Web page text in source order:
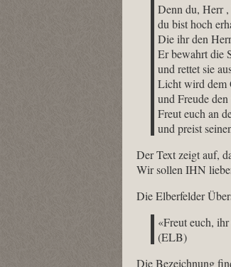
Denn du, Herr ,
du bist hoch
Die ihr den
Er bewahrt die
und rettet sie
Licht wird dem
und Freude
Freut euch an
und preist
Der Text zeigt auf,
Wir sollen IHN
Die Elberfelder
«Freut euch,
(ELB)
Die Bezeichnung